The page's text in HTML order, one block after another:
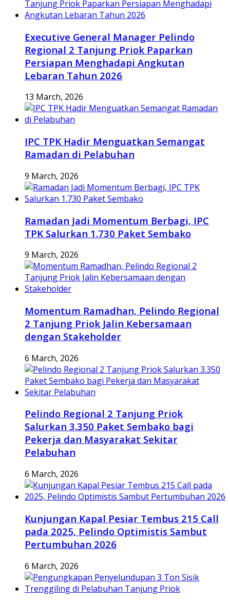
Executive General Manager Pelindo
Regional 2 Tanjung Priok Paparkan
Persiapan Menghadapi Angkutan
Lebaran Tahun 2026
13 March, 2026
IPC TPK Hadir Menguatkan Semangat
Ramadan di Pelabuhan
9 March, 2026
Ramadan Jadi Momentum Berbagi, IPC
TPK Salurkan 1.730 Paket Sembako
9 March, 2026
Momentum Ramadhan, Pelindo Regional
2 Tanjung Priok Jalin Kebersamaan
dengan Stakeholder
6 March, 2026
Pelindo Regional 2 Tanjung Priok
Salurkan 3.350 Paket Sembako bagi
Pekerja dan Masyarakat Sekitar
Pelabuhan
6 March, 2026
Kunjungan Kapal Pesiar Tembus 215 Call
pada 2025, Pelindo Optimistis Sambut
Pertumbuhan 2026
6 March, 2026